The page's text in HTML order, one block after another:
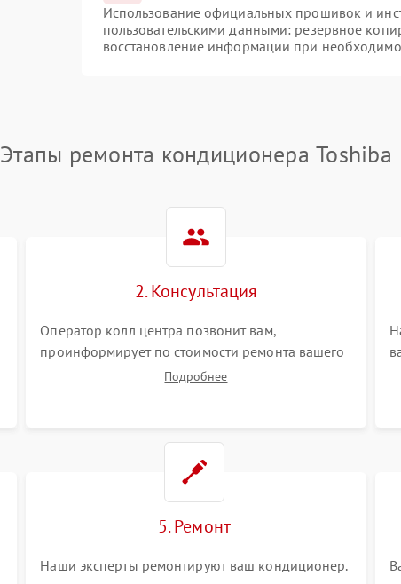
Использование официальных прошивок и
пользовательскими данными: резервное
восстановление информации при
Этапы ремонта кондиционера Toshiba
2. Консультация
Оператор колл центра позвонит вам,
проинформирует по стоимости ремонта вашего
кондиционера а также ответит на все ваши
Подробнее
5. Ремонт
Наши эксперты ремонтируют ваш кондиционер.